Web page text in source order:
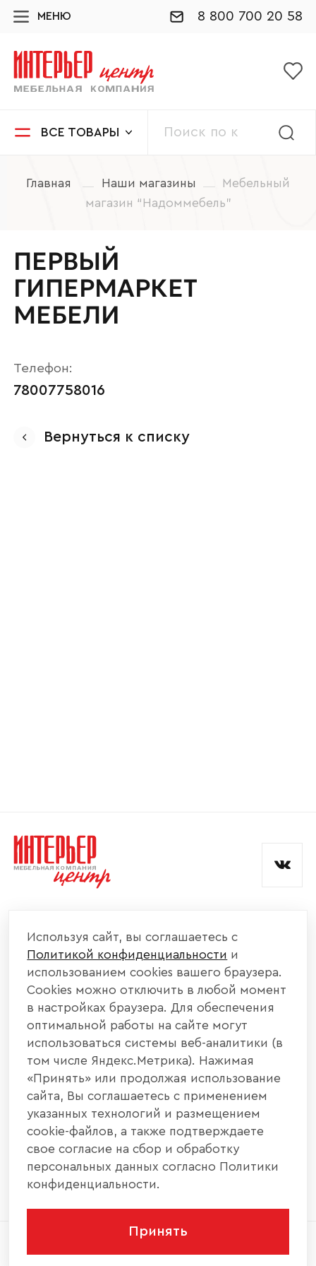
МЕНЮ 8 800 700 20 58
ВСЕ ТОВАРЫ
Главная Наши магазины
Мебельный
магазин “Надоммебель”
ПЕРВЫЙ
ГИПЕРМАРКЕТ
МЕБЕЛИ
Телефон:
78007758016
Вернуться к списку
КАТАЛОГ МЕБЕЛИ
ИНФОРМАЦИЯ
НАШИ КОНТАКТЫ
+7 800 700 20 58
440004, г. Пенза, ул. Рябова, д. 31
info@interier-center.ru
2026 © ООО «Интерьер Центр» - Все права
Ваше имя
Согласен с
Используя сайт, вы соглашаетесь с
Политикой конфиденциальности и
использованием cookies вашего браузера.
Cookies можно отключить в любой момент
в настройках браузера. Для обеспечения
оптимальной работы на сайте могут
использоваться системы веб-аналитики (в
том числе Яндекс.Метрика). Нажимая
«Принять» или продолжая использование
сайта, Вы соглашаетесь с применением
указанных технологий и размещением
cookie-файлов, а также подтверждаете
свое согласие на сбор и обработку
персональных данных согласно Политики
конфиденциальности.
Принять